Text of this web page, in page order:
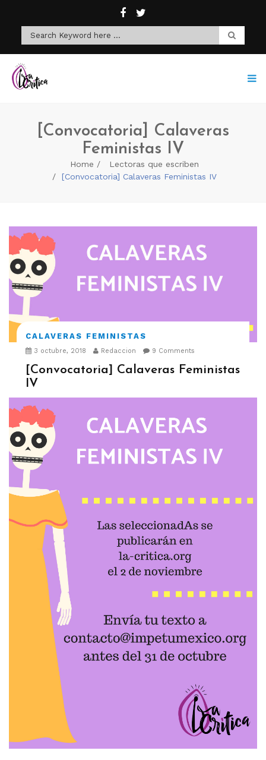
[Convocatoria] Calaveras
Feministas IV
Home
Lectoras que escriben
[Convocatoria] Calaveras Feministas IV
CALAVERAS FEMINISTAS
3 octubre, 2018 Redaccion 9 Comments
[Convocatoria] Calaveras Feministas
IV